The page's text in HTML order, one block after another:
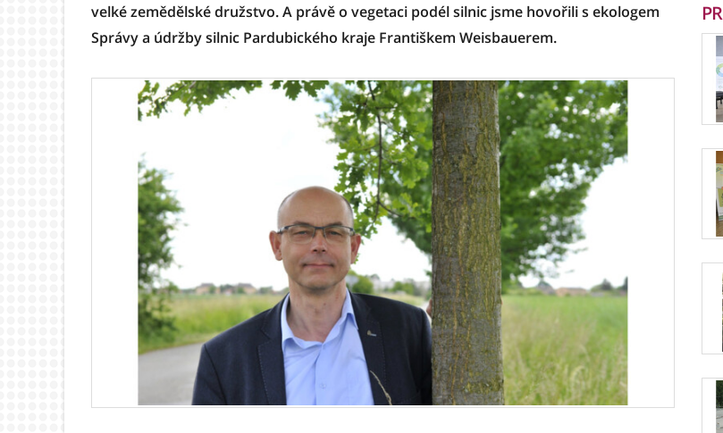
velké zemědělské družstvo. A právě o vegetaci podél silnic jsme hovořili s ekologem
Správy a údržby silnic Pardubického kraje Františkem Weisbauerem.